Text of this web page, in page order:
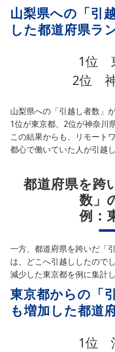
山梨県への「引
した都道府県ラ
1位
2位
山梨県への「引越し者数」
1位が東京都、2位が神奈川
この結果からも、リモート
都心で働いていた人が引越
都道府県を跨
数」
例：
一方、都道府県を跨いだ「
は、どこへ引越ししたので
減少した東京都を例に集計し
東京都からの「
も増加した都道
1位